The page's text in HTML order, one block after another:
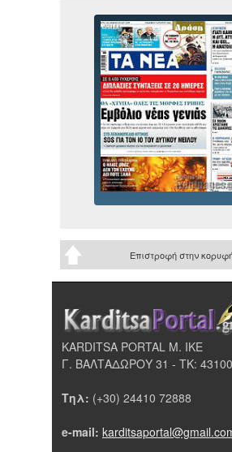
Επιστροφή στην
KARDITSA PORTAL Μ. ΙΚΕ
Γ. ΒΑΛΤΑΔΩΡΟΥ 31 - ΤΚ:
Τηλ: (+30) 24410 72888
e-mail: